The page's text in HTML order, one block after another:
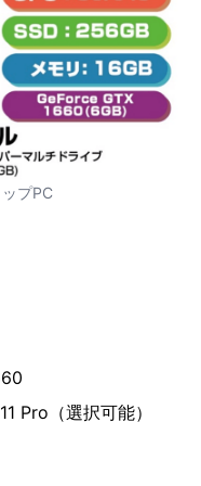
プPC
Pro（選択可能）